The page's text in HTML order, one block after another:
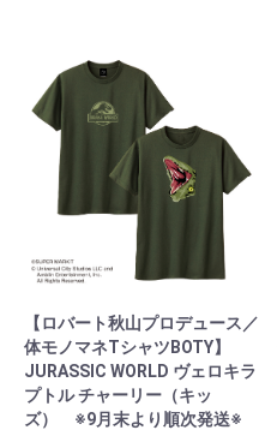
【ロバート秋山プロデュース／
体モノマネTシャツBOTY】
JURASSIC WORLD ヴェロキラ
プトル チャーリー（キッ
ズ） ※9月末より順次発送※